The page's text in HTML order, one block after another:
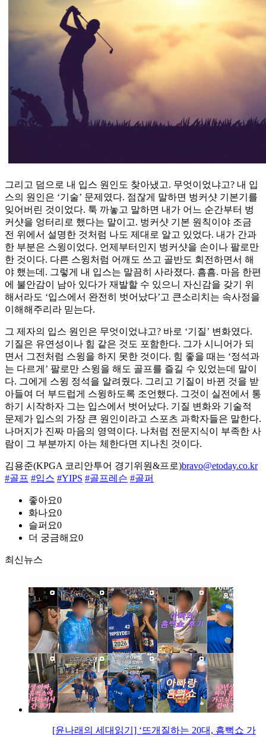
그리고 덤으로 내 입스 원인도 찾아냈고. 무엇이었냐고? 내 입
스의 원인은 ‘기술’ 문제였다. 점잖게 말하면 벙커샷 기본기를
잊어버린 것이었다. 툭 까놓고 말하면 내가 어느 순간부터 벙
커샷을 엉터리로 했다는 말이고. 벙커샷 기본 원칙이야 조금
전 위에서 설명한 것처럼 나도 제대로 알고 있었다. 내가 간과
한 부분은 스윙이었다. 언제부터인지 벙커샷을 손이나 팔로만
한 것이다. 다른 스윙처럼 어깨도 쓰고 골반도 회전하면서 해
야 했는데. 그렇게 내 입스는 말끔히 사라졌다. 흠흠. 마음 한편
에 불안감이 남아 있다가 재발할 수 있으니 자신감을 갖기 위
해서라도 ‘입스에서 완전히 벗어났다’고 큰소리치는 속사정을
이해해주리라 믿는다.
그 제자의 입스 원인은 무엇이었냐고? 바로 ‘기질’ 변화였다.
기질은 유연성이나 힘 같은 것도 포함한다. 그가 시니어가 되
면서 그전처럼 스윙을 하지 못한 것이다. 힘 좋을 때는 ‘정석과
는 다르게’ 팔로만 스윙을 해도 골프를 즐길 수 있었는데 말이
다. 그에게 스윙 정석을 알려줬다. 그리고 기질이 바뀐 것을 받
아들여 더 부드럽게 스윙하도록 조언했다. 그것이 실전에서 통
하기 시작하자 그는 입스에서 벗어났다. 기질 변화와 기술적
문제가 입스의 가장 큰 원인이라고 스포츠 과학자들은 말한다.
나머지가 진짜 마음의 영역이다. 나처럼 전문지식이 부족한 사
람이 그 부분까지 아는 체한다면 지나친 것이다.
김용준(KPGA 코리안투어 경기위원&프로)bravo@etoday.co.kr
#골프 #입스 #YIPS #골프레슨 #골퍼
좋아요0
화나요0
슬퍼요0
더 궁금해요0
최신뉴스
[윤나래의 세대읽기] ‘뜨개질하는 20대, 흠뻑쇼 가